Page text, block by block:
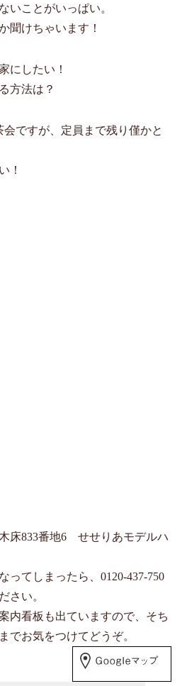
いことがいっぱい。
聞けちゃいます！
にしたい！
方法は？
ですが、定員まで残り僅かと
！
床833番地6 せせりあモデルハ
ってしまったら、0120-437-750
さい。
内看板も出ていますので、そち
でお気をつけてどうぞ。